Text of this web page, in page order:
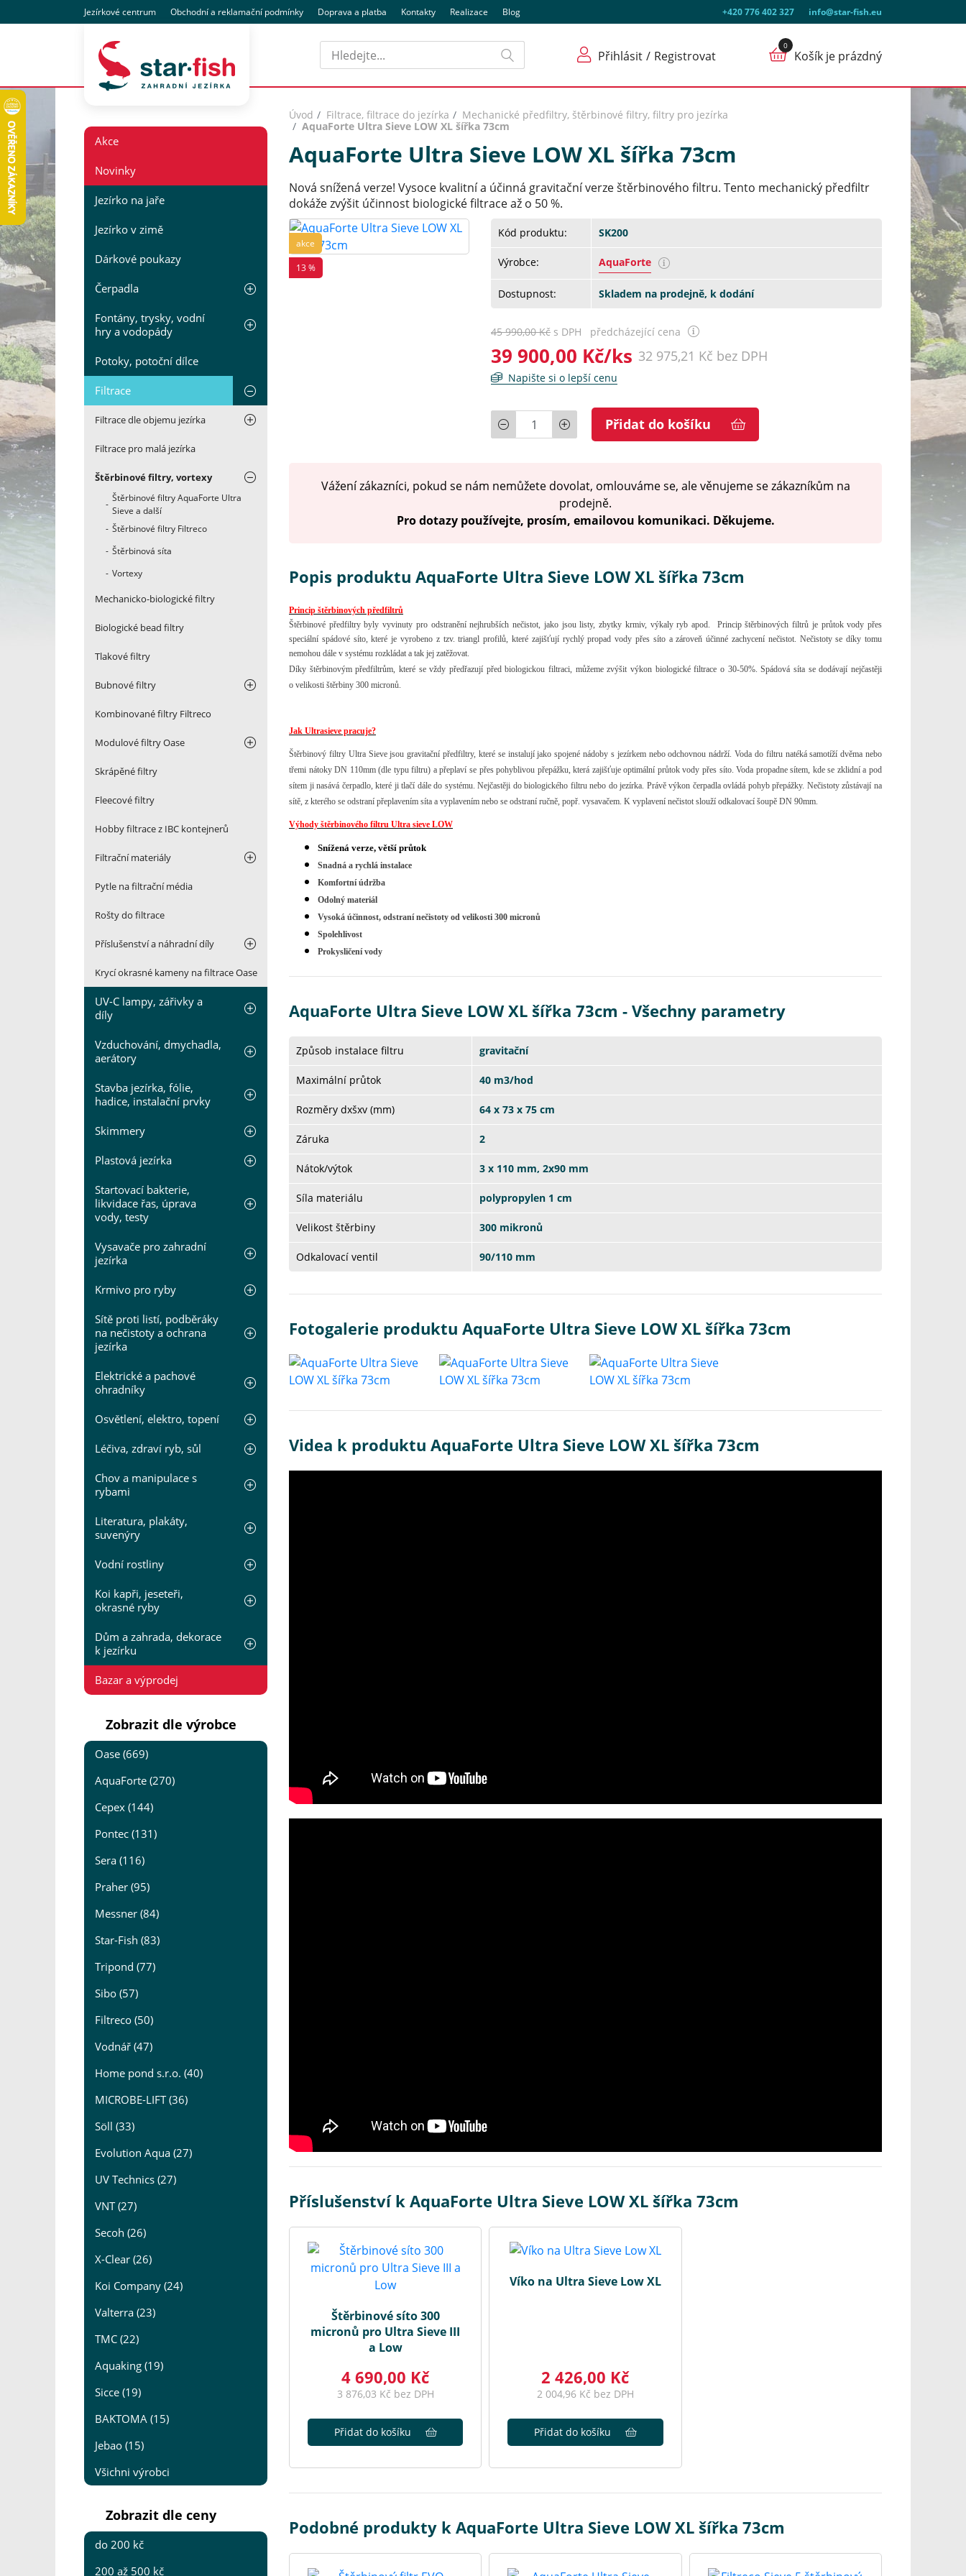
+420 776 402 327 info@star-fish.eu
Jezírkové centrum Obchodnía reklamační podmínky Doprava a platba Kontakty Realizace Blog
Hledat
Přihlásit Registrovat Košík je prázdný
Akce
Novinky
Jezírko na jaře
Jezírko v zimě
Dárkové poukazy
Čerpadla
Fontány, trysky, vodní
hry a vodopády
Potoky, potoční dílce
Filtrace
Filtrace dle objemu jezírka
Filtrace pro malá jezírka
Štěrbinové filtry, vortexy
Štěrbinové filtry AquaForte Ultra
Sieve a další
Štěrbinové filtry Filtreco
Štěrbinová síta
Vortexy
Mechanicko-biologické filtry
Biologické bead filtry
Tlakové filtry
Bubnové filtry
Kombinované filtry Filtreco
Modulové filtry Oase
Skrápěné filtry
Fleecové filtry
Hobby filtrace z IBC kontejnerů
Filtrační materiály
Pytle na filtrační média
Rošty do filtrace
Příslušenství a náhradní díly
Krycí okrasné kameny na filtrace Oase
UV-C lampy, zářivky a
díly
Vzduchování, dmychadla,
aerátory
Stavba jezírka, fólie,
hadice, instalační prvky
Skimmery
Plastová jezírka
Startovací bakterie,
likvidace řas, úprava
vody, testy
Vysavače pro zahradní
jezírka
Krmivo pro ryby
Sítě proti listí, podběráky
na nečistoty a ochrana
jezírka
Elektrické a pachové
ohradníky
Osvětlení, elektro, topení
Léčiva, zdraví ryb, sůl
Chov a manipulace s
rybami
Literatura, plakáty,
suvenýry
Vodní rostliny
Koi kapři, jeseteři,
okrasné ryby
Dům a zahrada, dekorace
k jezírku
Bazar a výprodej
Zobrazit dle výrobce
Oase (669)
AquaForte (270)
Cepex (144)
Pontec (131)
Sera (116)
Praher (95)
Messner (84)
Star-Fish (83)
Tripond (77)
Sibo (57)
Filtreco (50)
Vodnář (47)
Home pond s.r.o. (40)
MICROBE-LIFT (36)
Söll (33)
Evolution Aqua (27)
UV Technics (27)
VNT (27)
Secoh (26)
X-Clear (26)
Koi Company (24)
Valterra (23)
TMC (22)
Aquaking (19)
Sicce (19)
BAKTOMA (15)
Jebao (15)
Všichni výrobci
Zobrazit dle ceny
do 200 kč
200 až 500 kč
Úvod Filtrace, filtrace do jezírka
Mechanické předfiltry, štěrbinové filtry, filtry pro jezírka
AquaForte Ultra Sieve LOW XL šířka 73cm
AquaForte Ultra Sieve LOW XL šířka 73cm
Nová snížená verze! Vysoce kvalitní a účinná gravitační verze štěrbinového filtru. Tento mechanický předfiltr
dokáže zvýšit účinnost biologické filtrace až o 50 %.
akce
13 %
Kód produktu: SK200
Výrobce: AquaForte
Dostupnost: Skladem na prodejně, k dodání
45 990,00 Kč s DPH předcházející cena
39 900,00 Kč/ks 32 975,21 Kč bez DPH
Napište si o lepší cenu
Počet Přidat do košíku
Vážení zákazníci, pokud se nám nemůžete dovolat, omlouváme se, ale věnujeme se zákazníkům na
prodejně.
Pro dotazy používejte, prosím, emailovou komunikaci. Děkujeme.
Popis produktu AquaForte Ultra Sieve LOW XL šířka 73cm
Princip štěrbinových předfiltrů
Štěrbinové předfiltry byly vyvinuty pro odstranění nejhrubších nečistot, jako jsou listy, zbytky krmiv, výkaly ryb apod. Princip štěrbinových filtrů je průtok vody přes
speciální spádové síto, které je vyrobeno z tzv. triangl profilů, které zajišťují rychlý propad vody přes síto a zároveň účinné zachycení nečistot. Nečistoty se díky tomu
nemohou dále v systému rozkládat a tak jej zatěžovat.
Díky štěrbinovým předfiltrům, které se vždy předřazují před biologickou filtraci, můžeme zvýšit výkon biologické filtrace o 30-50%. Spádová síta se dodávají nejčastěji
o velikosti štěrbiny 300 micronů.
Jak Ultrasieve pracuje?
Štěrbinový filtry Ultra Sieve jsou gravitační předfiltry, které se instalují jako spojené nádoby s jezírkem nebo odchovnou nádrží. Voda do filtru natéká samotíží dvěma nebo
třemi nátoky DN 110mm (dle typu filtru) a přeplaví se přes pohyblivou přepážku, která zajišťuje optimální průtok vody přes síto. Voda propadne sítem, kde se zklidní a pod
sítem ji nasává čerpadlo, které ji tlačí dále do systému. Nejčastěji do biologického filtru nebo do jezírka. Právě výkon čerpadla ovládá pohyb přepážky. Nečistoty zůstávají na
sítě, z kterého se odstraní přeplavením síta a vyplavením nebo se odstraní ručně, popř. vysavačem. K vyplavení nečistot slouží odkalovací šoupě DN 90mm.
Výhody štěrbinového filtru Ultra sieve LOW
Snížená verze, větší průtok
Snadná a rychlá instalace
Komfortní údržba
Odolný materiál
Vysoká účinnost, odstraní nečistoty od velikosti 300 micronů
Spolehlivost
Prokysličení vody
AquaForte Ultra Sieve LOW XL šířka 73cm - Všechny parametry
Způsob instalace filtru gravitační
Maximální průtok 40 m3/hod
Rozměry dxšxv (mm) 64 x 73 x 75 cm
Záruka 2
Nátok/výtok 3 x 110 mm, 2x90 mm
Síla materiálu polypropylen 1 cm
Velikost štěrbiny 300 mikronů
Odkalovací ventil 90/110 mm
Fotogalerie produktu AquaForte Ultra Sieve LOW XL šířka 73cm
Videa k produktu AquaForte Ultra Sieve LOW XL šířka 73cm
Příslušenství k AquaForte Ultra Sieve LOW XL šířka 73cm
Štěrbinové síto 300
micronů pro Ultra Sieve III
a Low
4 690,00 Kč
3 876,03 Kč bez DPH
Přidat do košíku
Víko na Ultra Sieve Low XL
2 426,00 Kč
2 004,96 Kč bez DPH
Přidat do košíku
Podobné produkty k AquaForte Ultra Sieve LOW XL šířka 73cm